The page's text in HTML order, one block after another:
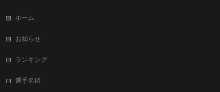
ホーム
お知らせ
ランキング
選手名鑑